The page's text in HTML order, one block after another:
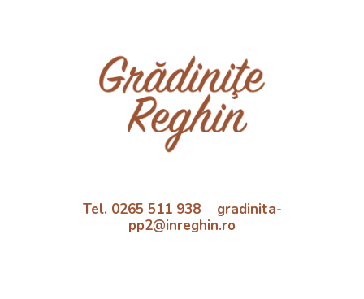
Tel. 0265 511 938 gradinita-
pp2@inreghin.ro